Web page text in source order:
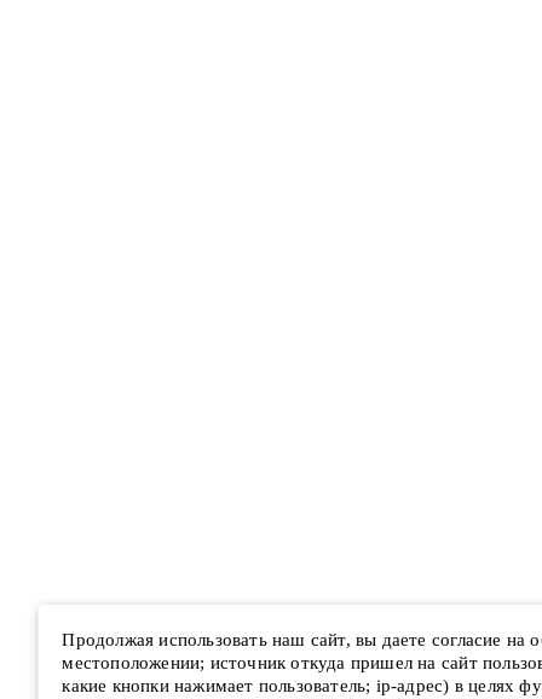
Продолжая использовать наш сайт, вы даете согласие на
местоположении; источник откуда пришел на сайт
какие кнопки нажимает пользователь; ip-адрес) в целях